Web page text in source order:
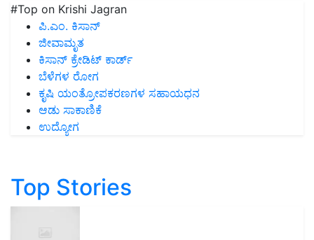
#Top on Krishi Jagran
ಪಿ.ಎಂ. ಕಿಸಾನ್
ಜೀವಾಮೃತ
ಕಿಸಾನ್ ಕ್ರೇಡಿಟ್ ಕಾರ್ಡ್
ಬೆಳೆಗಳ ರೋಗ
ಕೃಷಿ ಯಂತ್ರೋಪಕರಣಗಳ ಸಹಾಯಧನ
ಆಡು ಸಾಕಾಣಿಕೆ
ಉದ್ಯೋಗ
Top Stories